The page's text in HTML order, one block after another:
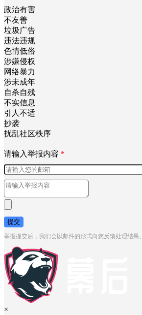
政治有害
不友善
垃圾广告
违法违规
色情低俗
涉嫌侵权
网络暴力
涉未成年
自杀自残
不实信息
引人不适
抄袭
扰乱社区秩序
请输入举报内容 *
提交
举报提交后，我们会以邮件的形式向您反馈处理结果。
×